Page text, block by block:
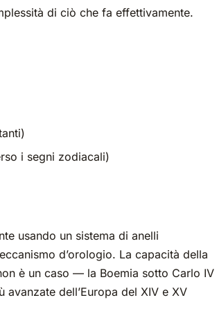
di ciò che fa effettivamente.
i segni zodiacali)
usando un sistema di anelli
d’orologio. La capacità della
è un caso — la Boemia sotto Carlo IV
dell’Europa del XIV e XV